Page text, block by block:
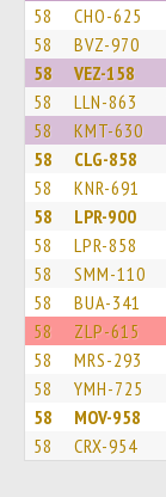
58 CHO-625
58 BVZ-970
58 VEZ-158
58 LLN-863
58 KMT-630
58 CLG-858
58 KNR-691
58 LPR-900
58 LPR-858
58 SMM-110
58 BUA-341
58 ZLP-615
58 MRS-293
58 YMH-725
58 MOV-958
58 CRX-954